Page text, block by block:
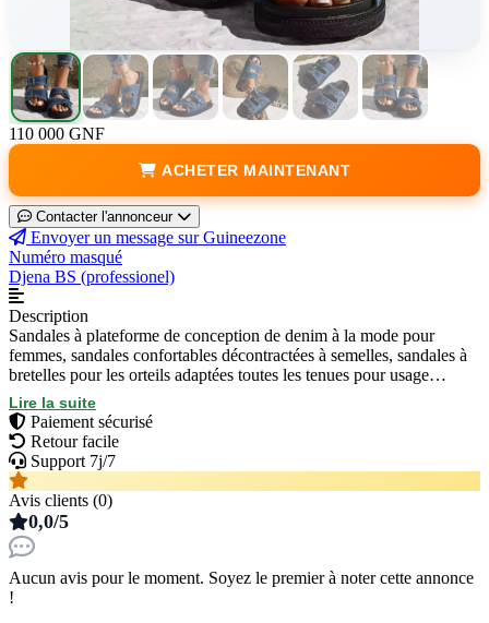
110 000 GNF
ACHETER MAINTENANT
Contacter l'annonceur
Envoyer un message sur Guineezone
Numéro masqué
Djena BS (professionel)
Description
Sandales à plateforme de conception de denim à la mode pour
femmes, sandales confortables décontractées à semelles, sandales à
bretelles pour les orteils adaptées toutes les tenues pour usage
quotidien chaussures de marche.
Taille : 40.
Lire la suite
Paiement sécurisé
Retour facile
Support 7j/7
Avis clients (0)
0,0/5
Aucun avis pour le moment. Soyez le premier à noter cette annonce
!